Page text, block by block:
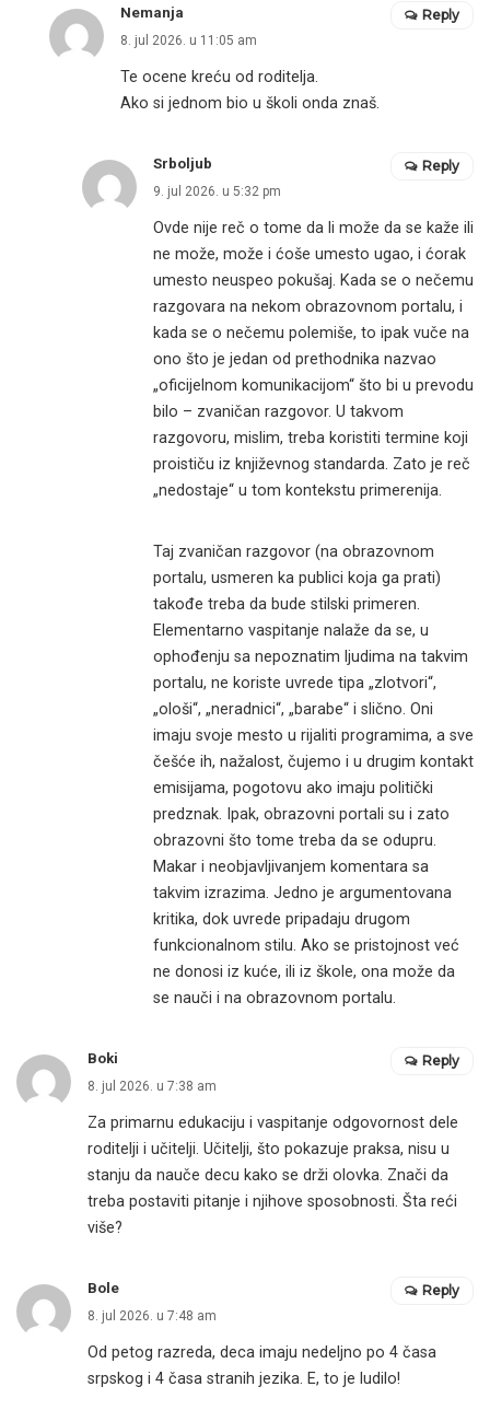
Nemanja
8. jul 2026. u 11:05 am
Te ocene kreću od roditelja.
Ako si jednom bio u školi onda znaš.
Reply
Srboljub
9. jul 2026. u 5:32 pm
Ovde nije reč o tome da li može da se kaže ili
ne može, može i ćoše umesto ugao, i ćorak
umesto neuspeo pokušaj. Kada se o nečemu
razgovara na nekom obrazovnom portalu, i
kada se o nečemu polemiše, to ipak vuče na
ono što je jedan od prethodnika nazvao
„oficijelnom komunikacijom“ što bi u prevodu
bilo – zvaničan razgovor. U takvom
razgovoru, mislim, treba koristiti termine koji
proističu iz književnog standarda. Zato je reč
„nedostaje“ u tom kontekstu primerenija.
Taj zvaničan razgovor (na obrazovnom
portalu, usmeren ka publici koja ga prati)
takođe treba da bude stilski primeren.
Elementarno vaspitanje nalaže da se, u
ophođenju sa nepoznatim ljudima na takvim
portalu, ne koriste uvrede tipa „zlotvori“,
„ološi“, „neradnici“, „barabe“ i slično. Oni
imaju svoje mesto u rijaliti programima, a sve
češće ih, nažalost, čujemo i u drugim kontakt
emisijama, pogotovu ako imaju politički
predznak. Ipak, obrazovni portali su i zato
obrazovni što tome treba da se odupru.
Makar i neobjavljivanjem komentara sa
takvim izrazima. Jedno je argumentovana
kritika, dok uvrede pripadaju drugom
funkcionalnom stilu. Ako se pristojnost već
ne donosi iz kuće, ili iz škole, ona može da
se nauči i na obrazovnom portalu.
Reply
Boki
8. jul 2026. u 7:38 am
Za primarnu edukaciju i vaspitanje odgovornost dele
roditelji i učitelji. Učitelji, što pokazuje praksa, nisu u
stanju da nauče decu kako se drži olovka. Znači da
treba postaviti pitanje i njihove sposobnosti. Šta reći
više?
Reply
Bole
8. jul 2026. u 7:48 am
Od petog razreda, deca imaju nedeljno po 4 časa
srpskog i 4 časa stranih jezika. E, to je ludilo!
Reply